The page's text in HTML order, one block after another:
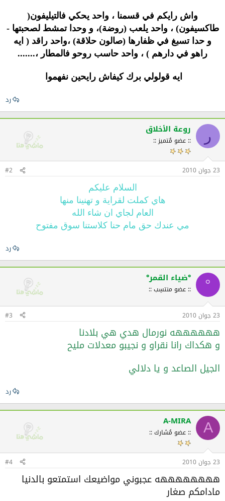
واش رايكم في قسمنا ، واحد يحكي فالتيليفون(
طاكسيفون) ، واحد يلعب (روضة)، و وحدا تمشط لصحبتها -
و حدا تسبغ في ظفارها (صالون حلاقة) ،واحد راقد ( ايه
راهو في دارهم ) ، واحد حاسب روحو فالمطار ،.......
ايه قولولي برك كيفاش رايحين نفهموا
رد
ر روعة الأخلاق
:: عضو مُتميز ::
23 جوان 2010 #2
السلام عليكم
هاي كملت لقراية و تهنينا منها
العام لجاي ان شاء الله
مي عندك حق مام حنا كلاستنا سوق مفتوح
رد
° °ضياء القمر°
:: عضو منتسِب ::
23 جوان 2010 #3
ههههههه نورمال هدي هي بلادنا
و هكداك رانا نقراو و نجيبو معدلات مليح
الجيل الصاعد و يا دلالي
رد
A
A-MIRA
:: عضو مُشارك ::
23 جوان 2010 #4
ههههههههه عجبوني مواضيعك استمتعو بالدنيا
مادامكم صغار